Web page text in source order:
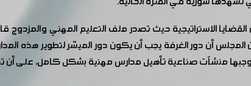
الاستراتيجية حيث تصدر ملف التعليم المهني والمزدوج
المجلس أن دور الغرفة يجب أن يكون دور الميسّر لتطوير هذه
بموجبها منشآت صناعية تأهيل مدارس مهنية بشكل كامل، على